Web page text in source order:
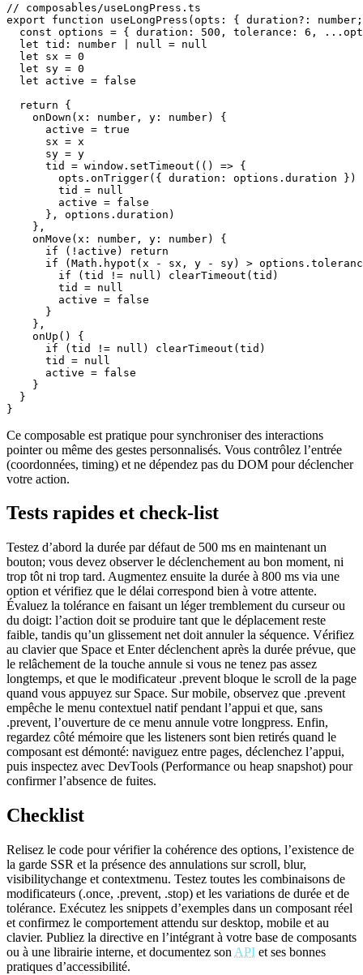
// composables/useLongPress.ts
export function useLongPress(opts: { duration?:
const options = { duration: 500, tolerance: 6,
  let tid: number | null = null
  let sx = 0
  let sy = 0
  let active = false
  return {
    onDown(x: number, y: number) {
      active = true
      sx = x
      sy = y
      tid = window.setTimeout(() => {
        opts.onTrigger({ duration: options.duration })
        tid = null
        active = false
      }, options.duration)
    },
    onMove(x: number, y: number) {
      if (!active) return
if (Math.hypot(x - sx, y - sy) >
        if (tid != null) clearTimeout(tid)
        tid = null
        active = false
      }
    },
    onUp() {
      if (tid != null) clearTimeout(tid)
      tid = null
      active = false
    }
  }
}
Ce composable est pratique pour synchroniser des interactions
pointer ou même des gestes personnalisés. Vous contrôlez l’entrée
(coordonnées, timing) et ne dépendez pas du DOM pour déclencher
votre action.
Tests rapides et check-list
Testez d’abord la durée par défaut de 500 ms en maintenant un
bouton; vous devez observer le déclenchement au bon moment, ni
trop tôt ni trop tard. Augmentez ensuite la durée à 800 ms via une
option et vérifiez que le délai correspond bien à votre attente.
Évaluez la tolérance en faisant un léger tremblement du curseur ou
du doigt: l’action doit se produire tant que le déplacement reste
faible, tandis qu’un glissement net doit annuler la séquence. Vérifiez
au clavier que Space et Enter déclenchent après la durée prévue, que
le relâchement de la touche annule si vous ne tenez pas assez
longtemps, et que le modificateur .prevent bloque le scroll de la page
quand vous appuyez sur Space. Sur mobile, observez que .prevent
empêche le menu contextuel natif pendant l’appui et que, sans
.prevent, l’ouverture de ce menu annule votre longpress. Enfin,
regardez côté mémoire que les listeners sont bien retirés quand le
composant est démonté: naviguez entre pages, déclenchez l’appui,
puis inspectez avec DevTools (Performance ou heap snapshot) pour
confirmer l’absence de fuites.
Checklist
Relisez le code pour vérifier la cohérence des options, l’existence de
la garde SSR et la présence des annulations sur scroll, blur,
visibilitychange et contextmenu. Testez toutes les combinaisons de
modificateurs (.once, .prevent, .stop) et les variations de durée et de
tolérance. Exécutez les snippets d’exemples dans un composant réel
et confirmez le comportement attendu sur desktop, mobile et au
clavier. Publiez la directive en l’intégrant à votre base de composants
ou à une librairie interne, et documentez son API et ses bonnes
pratiques d’accessibilité.